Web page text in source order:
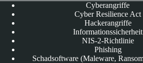
Cyberangriffe
Cyber Resilience Act
Hackerangriffe
Informationssicherheit
NIS-2-Richtlinie
Phishing
Schadsoftware (Maleware,